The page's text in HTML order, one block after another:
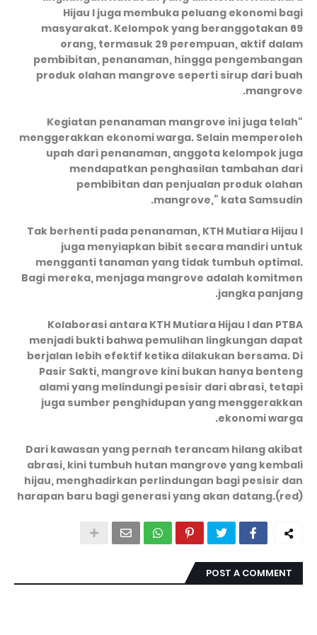
Hijau I juga membuka peluang ekonomi bagi
masyarakat. Kelompok yang beranggotakan 69
orang, termasuk 29 perempuan, aktif dalam
pembibitan, penanaman, hingga pengembangan
produk olahan mangrove seperti sirup dari buah
mangrove.
“Kegiatan penanaman mangrove ini juga telah
menggerakkan ekonomi warga. Selain memperoleh
upah dari penanaman, anggota kelompok juga
mendapatkan penghasilan tambahan dari
pembibitan dan penjualan produk olahan
mangrove,” kata Samsudin.
Tak berhenti pada penanaman, KTH Mutiara Hijau I
juga menyiapkan bibit secara mandiri untuk
mengganti tanaman yang tidak tumbuh optimal.
Bagi mereka, menjaga mangrove adalah komitmen
jangka panjang.
Kolaborasi antara KTH Mutiara Hijau I dan PTBA
menjadi bukti bahwa pemulihan lingkungan dapat
berjalan lebih efektif ketika dilakukan bersama. Di
Pasir Sakti, mangrove kini bukan hanya benteng
alami yang melindungi pesisir dari abrasi, tetapi
juga sumber penghidupan yang menggerakkan
ekonomi warga.
Dari kawasan yang pernah terancam hilang akibat
abrasi, kini tumbuh hutan mangrove yang kembali
hijau, menghadirkan perlindungan bagi pesisir dan
harapan baru bagi generasi yang akan datang.(red)
POST A COMMENT